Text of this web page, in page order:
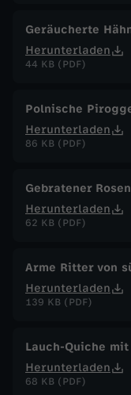
Geräucherte
Herunterladen
44 KB (PDF)
Polnische
Herunterladen
86 KB (PDF)
Gebratener
Herunterladen
62 KB (PDF)
Arme Ritter von
Herunterladen
139 KB (PDF)
Lauch-Quiche
Herunterladen
68 KB (PDF)